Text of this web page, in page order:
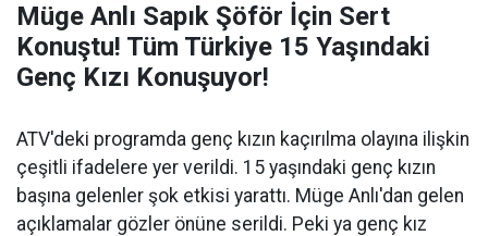
Müge Anlı Sapık Şöför İçin Sert
Konuştu! Tüm Türkiye 15 Yaşındaki
Genç Kızı Konuşuyor!
ATV'deki programda genç kızın kaçırılma olayına ilişkin
çeşitli ifadelere yer verildi. 15 yaşındaki genç kızın
başına gelenler şok etkisi yarattı. Müge Anlı'dan gelen
açıklamalar gözler önüne serildi. Peki ya genç kız